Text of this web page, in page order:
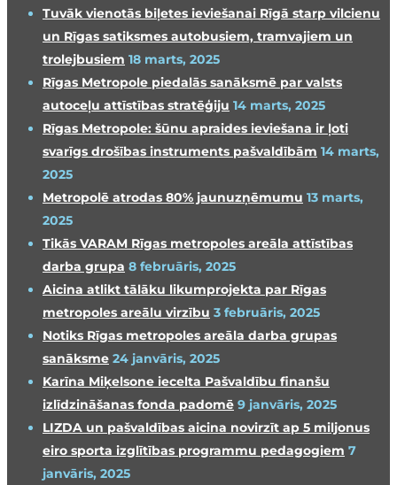
Tuvāk vienotās biļetes ieviešanai Rīgā starp vilcienu
un Rīgas satiksmes autobusiem, tramvajiem un
trolejbusiem 18 marts, 2025
Rīgas Metropole piedalās sanāksmē par valsts
autoceļu attīstības stratēģiju 14 marts, 2025
Rīgas Metropole: šūnu apraides ieviešana ir ļoti
svarīgs drošības instruments pašvaldībām 14 marts,
2025
Metropolē atrodas 80% jaunuzņēmumu 13 marts,
2025
Tikās VARAM Rīgas metropoles areāla attīstības
darba grupa 8 februāris, 2025
Aicina atlikt tālāku likumprojekta par Rīgas
metropoles areālu virzību 3 februāris, 2025
Notiks Rīgas metropoles areāla darba grupas
sanāksme 24 janvāris, 2025
Karīna Miķelsone iecelta Pašvaldību finanšu
izlīdzināšanas fonda padomē 9 janvāris, 2025
LIZDA un pašvaldības aicina novirzīt ap 5 miljonus
eiro sporta izglītības programmu pedagogiem 7
janvāris, 2025